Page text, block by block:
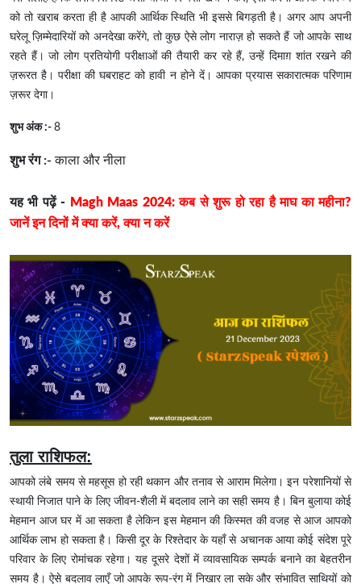
को तो खराब करता ही है आपकी आर्थिक स्थिति भी इससे बिगड़ती है। अगर आप अपनी
घरेलू ज़िम्मेदारियों को अनदेखा करेंगे, तो कुछ ऐसे लोग नाराज़ हो सकते हैं जो आपके साथ
रहते हैं। जो लोग प्रतियोगी परीक्षाओं की तैयारी कर रहे हैं, उन्हें दिमाग़ शांत रखने की
ज़रूरत है। परीक्षा की घबराहट को हावी न होने दें। आपका प्रयास सकारात्मक परिणाम
ज़रूर देगा।
शुभ अंक :- 8
शुभ रंग :-काला और नीला
यह भी पढ़ें - Magh Maas 2024: कब से शुरू हो रहा है माघ का महीना?
जानें इन दिनों में क्या करें, क्या न करें
तुला राशिफल:
आपको लंबे समय से महसूस हो रही थकान और तनाव से आराम मिलेगा। इन परेशानियों से
स्थायी निजात पाने के लिए जीवन-शैली में बदलाव लाने का सही समय है। बिन बुलाया कोई
मेहमान आज घर में आ सकता है लेकिन इस मेहमान की किस्मत की वजह से आज आपको
आर्थिक लाभ हो सकता है। किसी दूर के रिश्तेदार के यहाँ से अचानक आया कोई संदेश पूरे
परिवार के लिए रोमांचक रहेगा। यह दूसरे देशों में व्यावसायिक सम्पर्क बनाने का बेहतरीन
समय है। ऐसे बदलाव लाएँ जो आपके रूप-रंग में निखार ला सके और संभावित साथियों को